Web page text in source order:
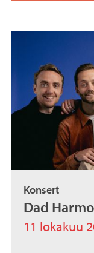
Konsert
Dad
11 lokakuu